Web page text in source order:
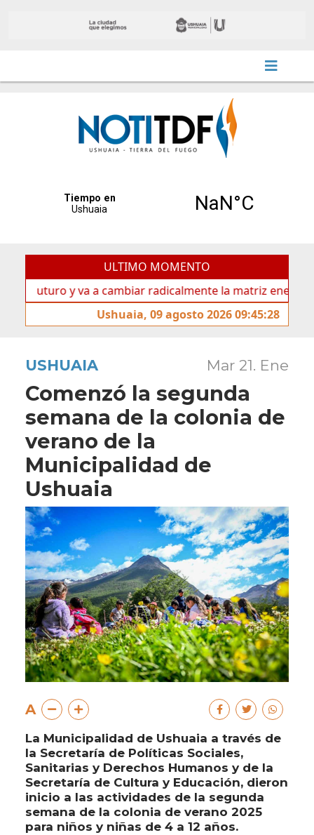
ULTIMO MOMENTO
y va a cambiar radicalmente la matriz energética de
Ushuaia, 09 agosto 2026 09:45:28
USHUAIA Mar 21. Ene
Comenzó la segunda
semana de la colonia de
verano de la
Municipalidad de
Ushuaia
A
La Municipalidad de Ushuaia a través de
la Secretaría de Políticas Sociales,
Sanitarias y Derechos Humanos y de la
Secretaría de Cultura y Educación, dieron
inicio a las actividades de la segunda
semana de la colonia de verano 2025
para niños y niñas de 4 a 12 años.